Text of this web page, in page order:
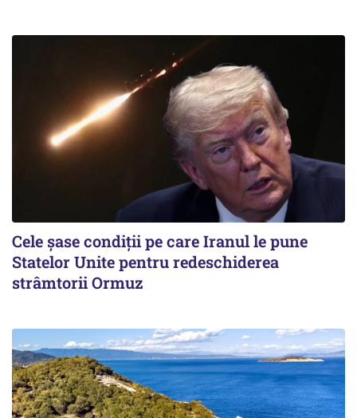
Cele șase condiții pe care Iranul le pune
Statelor Unite pentru redeschiderea
strâmtorii Ormuz